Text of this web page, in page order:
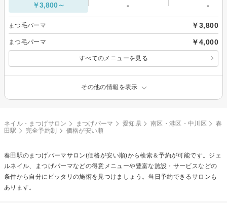
￥3,800～ - -
まつ毛パーマ ￥3,800
まつ毛パーマ ￥4,000
すべてのメニューを見る
その他の情報を表示
ネイル・まつげサロン まつげパーマ 愛知県 南区・港区・中川区
春
田駅
完全予約制 価格が安い順
春田駅のまつげパーマサロン(価格が安い順)から検索＆予約が可能です。ジェ
ルネイル、まつげパーマなどの得意メニューや豊富な施設・サービスなどの
条件から自分にピッタリの施術を見つけましょう。当日予約できるサロンも
あります。